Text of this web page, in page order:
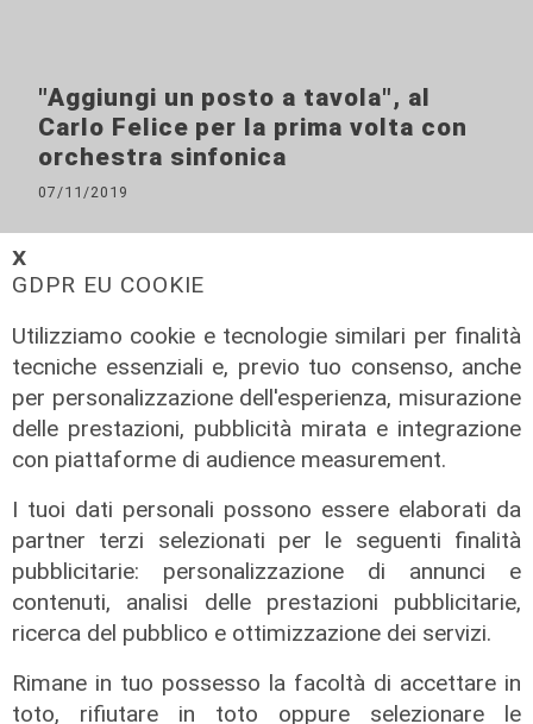
𝗫
GDPR EU COOKIE
Utilizziamo cookie e tecnologie similari per finalità
tecniche essenziali e, previo tuo consenso, anche
per personalizzazione dell'esperienza, misurazione
delle prestazioni, pubblicità mirata e integrazione
con piattaforme di audience measurement.
I tuoi dati personali possono essere elaborati da
partner terzi selezionati per le seguenti finalità
pubblicitarie: personalizzazione di annunci e
contenuti, analisi delle prestazioni pubblicitarie,
ricerca del pubblico e ottimizzazione dei servizi.
Rimane in tuo possesso la facoltà di accettare in
toto, rifiutare in toto oppure selezionare le
"Aggiungi un posto a tavola", al
Carlo Felice per la prima volta con
orchestra sinfonica
07/11/2019
ALTRE NOTIZIE